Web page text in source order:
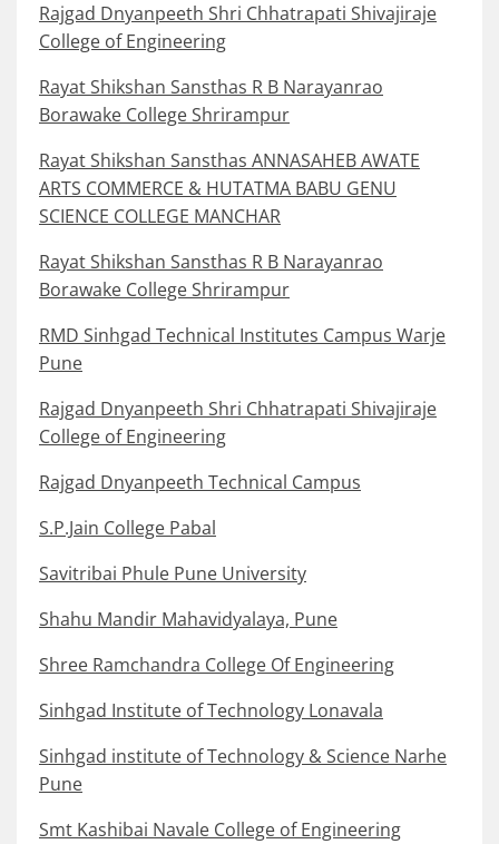
Rajgad Dnyanpeeth Shri Chhatrapati Shivajiraje
College of Engineering
Rayat Shikshan Sansthas R B Narayanrao
Borawake College Shrirampur
Rayat Shikshan Sansthas ANNASAHEB AWATE
ARTS COMMERCE & HUTATMA BABU GENU
SCIENCE COLLEGE MANCHAR
Rayat Shikshan Sansthas R B Narayanrao
Borawake College Shrirampur
RMD Sinhgad Technical Institutes Campus Warje
Pune
Rajgad Dnyanpeeth Shri Chhatrapati Shivajiraje
College of Engineering
Rajgad Dnyanpeeth Technical Campus
S.P.Jain College Pabal
Savitribai Phule Pune University
Shahu Mandir Mahavidyalaya, Pune
Shree Ramchandra College Of Engineering
Sinhgad Institute of Technology Lonavala
Sinhgad institute of Technology & Science Narhe
Pune
Smt Kashibai Navale College of Engineering